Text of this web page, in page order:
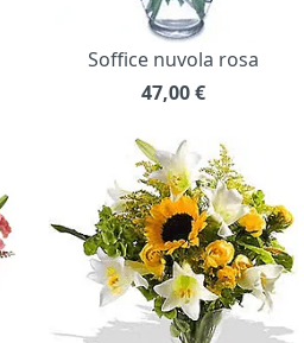
Soffice nuvola rosa
47,00€